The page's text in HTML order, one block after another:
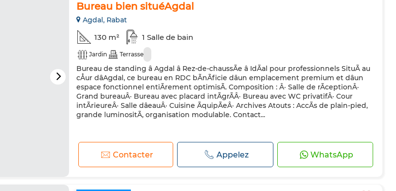
Bureau bien situéAgdal
Agdal, Rabat
130 m² 1 Salle de bain
Jardin Terrasse
Bureau de standing â Agdal â Rez-de-chaussÃe â IdÃal pour professionnels SituÃ au
cÅur dâAgdal, ce bureau en RDC bÃnÃficie dâun emplacement premium et dâun
espace fonctionnel entiÃrement optimisÃ. Composition : Â· Salle de rÃceptionÂ·
Grand bureauÂ· Bureau avec placard intÃgrÃÂ· Bureau avec WC privatifÂ· Cour
intÃrieureÂ· Salle dâeauÂ· Cuisine ÃquipÃeÂ· Archives Atouts : AccÃs de plain-pied,
grande luminositÃ, organisation modulable. Contact...
Contacter Appelez WhatsApp